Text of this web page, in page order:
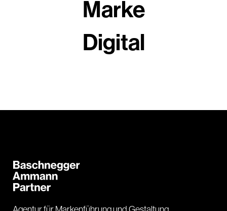
Marke
Digital